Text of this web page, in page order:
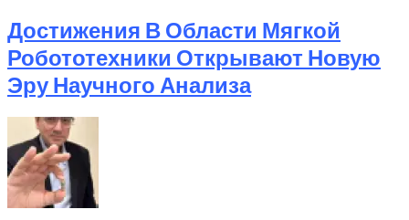
Достижения В Области Мягкой
Робототехники Открывают Новую
Эру Научного Анализа